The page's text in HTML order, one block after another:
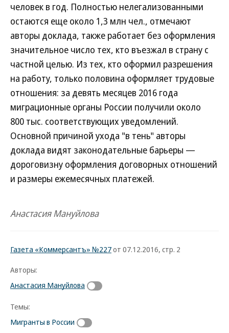
человек в год. Полностью нелегализованными
остаются еще около 1,3 млн чел., отмечают
авторы доклада, также работает без оформления
значительное число тех, кто въезжал в страну с
частной целью. Из тех, кто оформил разрешения
на работу, только половина оформляет трудовые
отношения: за девять месяцев 2016 года
миграционные органы России получили около
800 тыс. соответствующих уведомлений.
Основной причиной ухода "в тень" авторы
доклада видят законодательные барьеры —
дороговизну оформления договорных отношений
и размеры ежемесячных платежей.
Анастасия Мануйлова
Газета «Коммерсантъ» №227от 07.12.2016, стр. 2
Авторы:
Анастасия Мануйлова
Темы:
Мигранты в России